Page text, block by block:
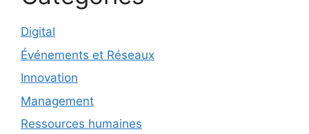
Digital
Événements et Réseaux
Innovation
Management
Ressources humaines